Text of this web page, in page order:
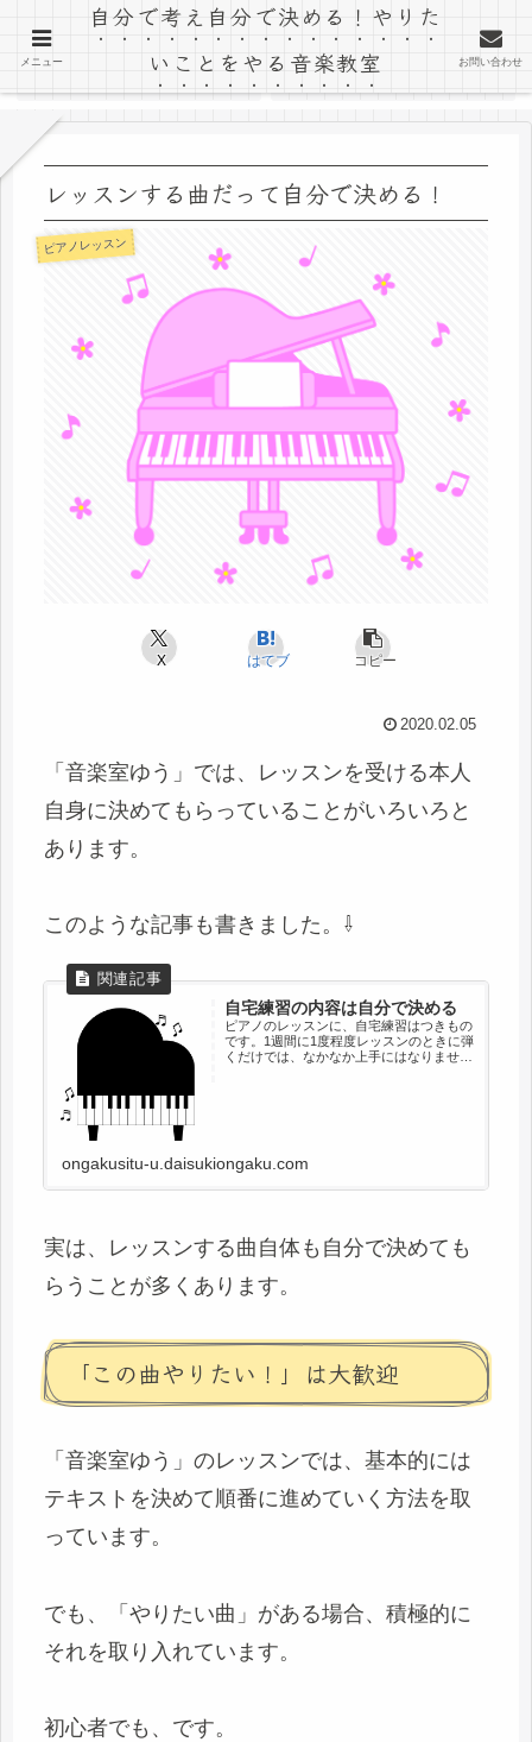
「音楽室ゆう」のブログ
教室ホームページ
レッスンする曲だって自分で決める！
ピアノレッスン
X はてブ コピー
2020.02.05
「音楽室ゆう」では、レッスンを受ける本人
自身に決めてもらっていることがいろいろと
あります。
このような記事も書きました。⇩
自宅練習の内容は自分で決める
ピアノのレッスンに、自宅練習はつきもの
です。1週間に1度程度レッスンのときに弾
くだけでは、なかなか上手にはなりませ
ongakusitu-u.daisukiongaku.com
実は、レッスンする曲自体も自分で決めても
らうことが多くあります。
「この曲やりたい！」は大歓迎
「音楽室ゆう」のレッスンでは、基本的には
テキストを決めて順番に進めていく方法を取
っています。
でも、「やりたい曲」がある場合、積極的に
それを取り入れています。
初心者でも、です。
メニュー
自分で考え自分で決める！やりた
いことをやる音楽教室
お問い合わせ